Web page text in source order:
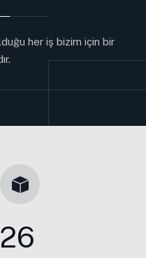
her iş bizim için bir
26